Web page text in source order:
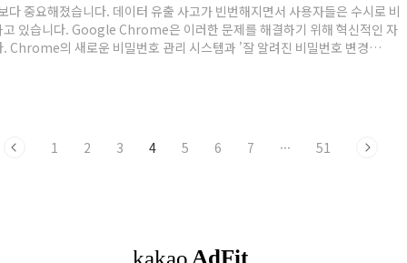
다 중요해졌습니다. 데이터 유출 사고가 빈번해지면서 사용자들은 수시로 비
고 있습니다. Google Chrome은 이러한 문제를 해결하기 위해 혁신적인 자
Chrome의 새로운 비밀번호 관리 시스템과 '잘 알려진 비밀번호 변경
단순히 비밀번호를 저장하고 자동 완성하는 수준을 넘어섰습니다. 이제 사
1 2 3 4 5 6 7 ··· 51